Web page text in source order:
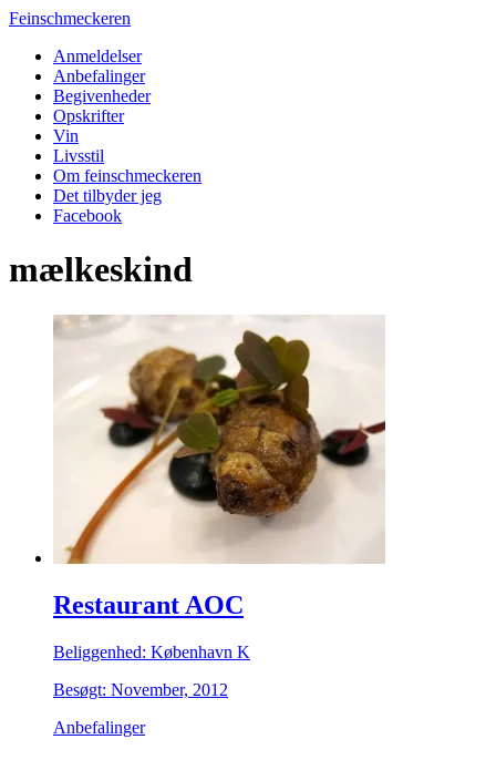
Feinschmeckeren
Anmeldelser
Anbefalinger
Begivenheder
Opskrifter
Vin
Livsstil
Om feinschmeckeren
Det tilbyder jeg
Facebook
mælkeskind
Restaurant AOC
Beliggenhed: København K
Besøgt: November, 2012
Anbefalinger